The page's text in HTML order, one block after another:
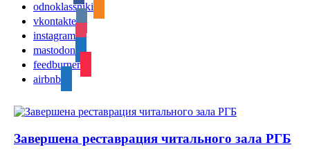
odnoklassniki
vkontakte
instagram
mastodon
feedburner
airbnb
Завершена реставрация читального зала РГБ